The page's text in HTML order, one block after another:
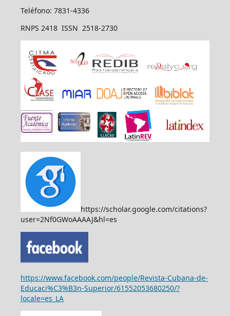
Teléfono: 7831-4336
RNPS 2418 ISSN 2518-2730
https://scholar.google.com/citations?
user=2Nf0GWoAAAAJ&hl=es
https://www.facebook.com/people/Revista-Cubana-de-
Educaci%C3%B3n-Superior/61552053680250/?
locale=es_LA